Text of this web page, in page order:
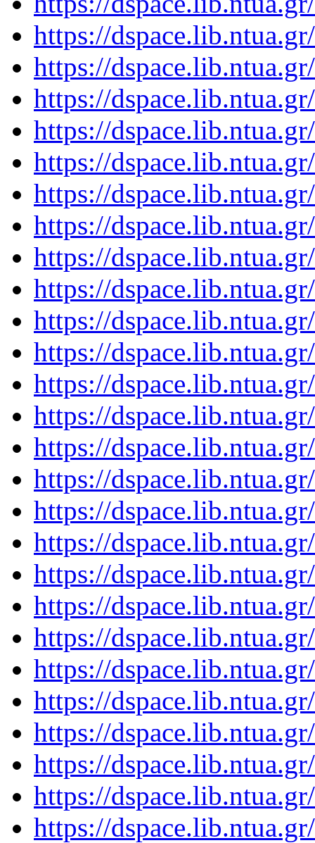
https://
https://
https://
https://
https://
https://
https://
https://
https://
https://
https://
https://
https://
https://
https://
https://
https://
https://
https://
https://
https://
https://
https://
https://
https://
https://